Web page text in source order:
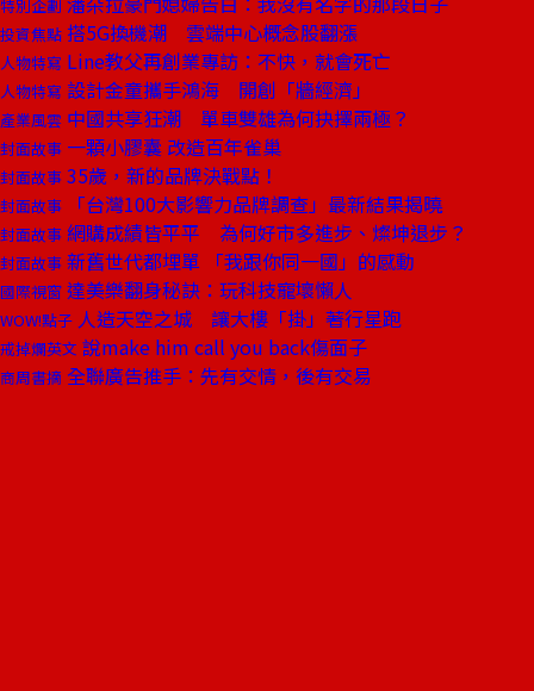
特別企劃
投資焦點 搭5G換機潮 雲端中心概念股翻漲
人物特寫 Line教父再創業專訪：不快，就會死亡
人物特寫 設計金童攜手鴻海 開創「牆經濟」
產業風雲 中國共享狂潮 單車雙雄為何抉擇兩極？
封面故事 一顆小膠囊 改造百年雀巢
封面故事 35歲，新的品牌決戰點！
封面故事 「台灣100大影響力品牌調查」最新結果揭曉
封面故事 網購成績皆平平 為何好市多進步、燦坤退步？
封面故事 新舊世代都埋單 「我跟你同一國」的感動
國際視窗 達美樂翻身秘訣：玩科技寵壞懶人
WOW!點子 人造天空之城 讓大樓「掛」著行星跑
戒掉爛英文 說make him call you back傷面子
商周書摘 全聯廣告推手：先有交情，後有交易